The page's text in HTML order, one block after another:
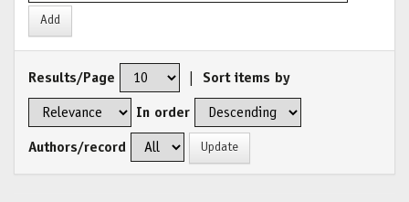
Results/Page Sort items by
In order
Authors/record